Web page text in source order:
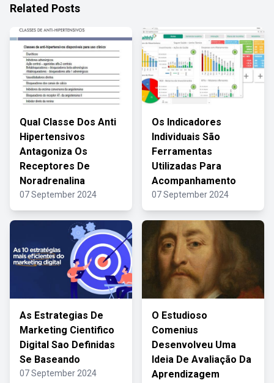
Related Posts
Qual Classe Dos Anti
Hipertensivos
Antagoniza Os
Receptores De
Noradrenalina
07 September 2024
Os Indicadores
Individuais São
Ferramentas
Utilizadas Para
Acompanhamento
07 September 2024
As Estrategias De
Marketing Cientifico
Digital Sao Definidas
Se Baseando
07 September 2024
O Estudioso
Comenius
Desenvolveu Uma
Ideia De Avaliação Da
Aprendizagem